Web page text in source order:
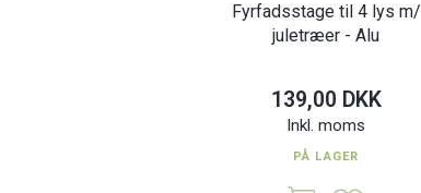
Fyrfadsstage til 4 lys m/
juletræer - Alu
139,00 DKK
Inkl. moms
PÅ LAGER